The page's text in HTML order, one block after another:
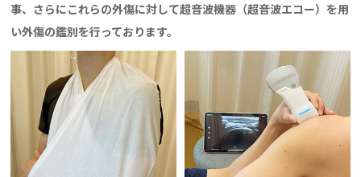
事、さらにこれらの外傷に対して超音波機器（超音波エコー）を用
い外傷の鑑別を行っております。